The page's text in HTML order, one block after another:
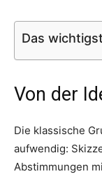
Das
Von der
Die klassische
aufwendig:
Abstimmungen